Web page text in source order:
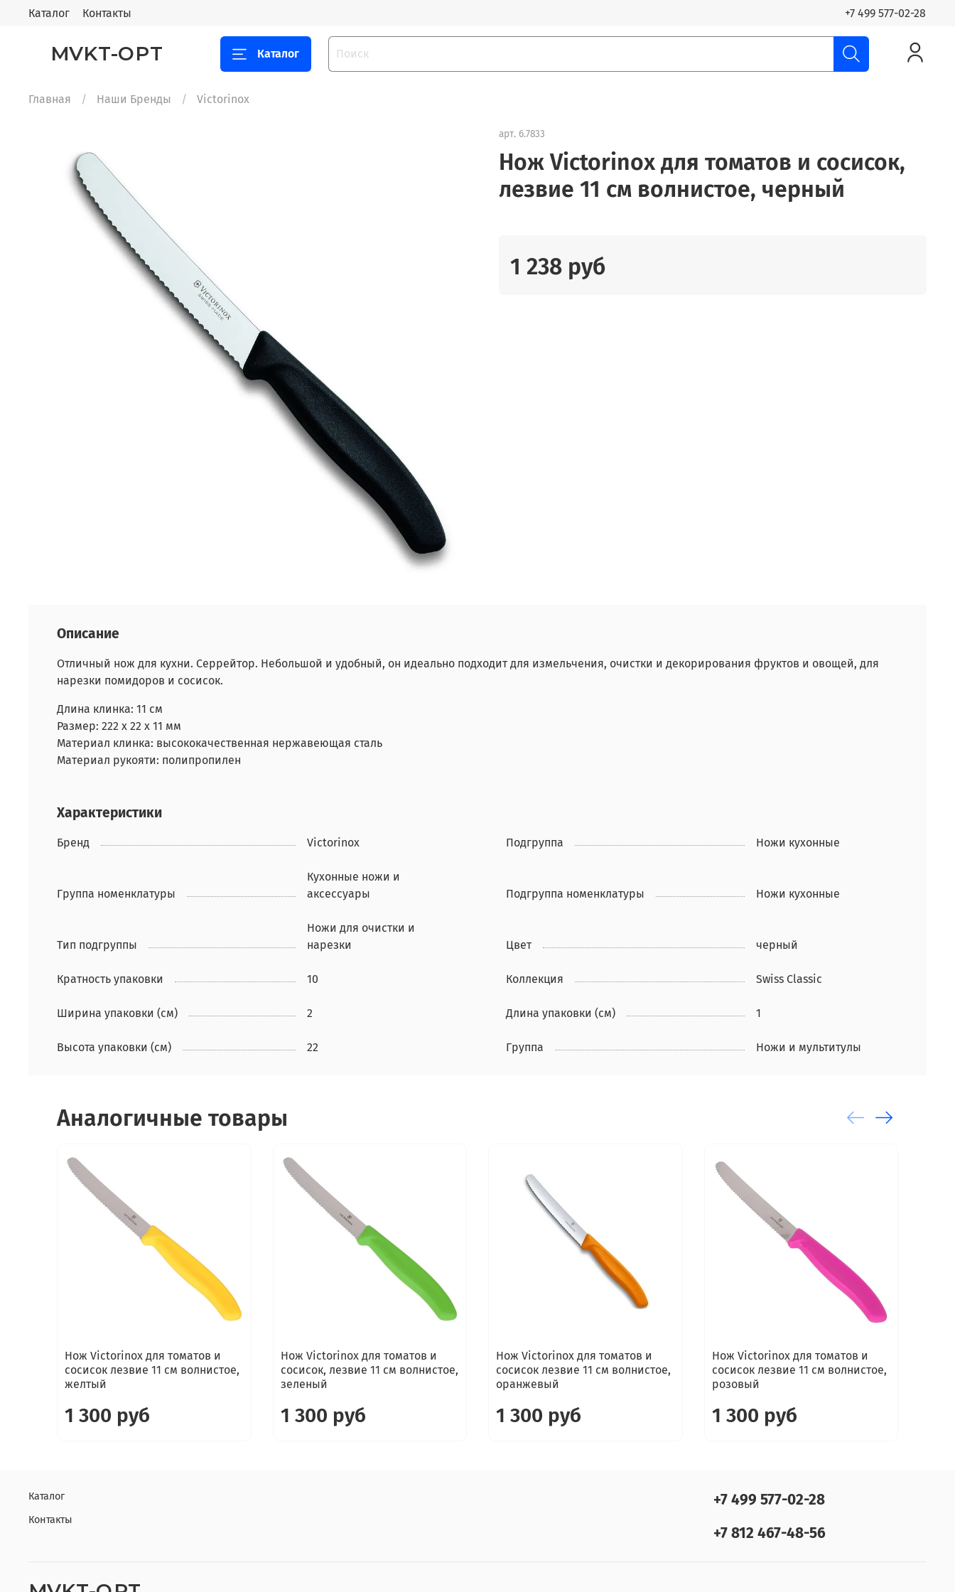
Каталог Контакты +7 499 577-02-28
MVKT-OPT Каталог
Главная Наши Бренды Victorinox
арт. 6.7833
Нож Victorinox для томатов и сосисок,
лезвие 11 см волнистое, черный
1 238 руб
Описание
Отличный нож для кухни. Серрейтор. Небольшой и удобный, он идеально подходит для измельчения, очистки и декорирования фруктов и овощей, для
нарезки помидоров и сосисок.
Длина клинка: 11 см
Размер: 222 х 22 х 11 мм
Материал клинка: высококачественная нержавеющая сталь
Материал рукояти: полипропилен
Характеристики
Бренд Victorinox Подгруппа Ножи кухонные
Группа номенклатуры
Кухонные ножи и
аксессуары
Подгруппа номенклатуры Ножи кухонные
Тип подгруппы
Ножи для очистки и
нарезки
Цвет черный
Кратность упаковки 10 Коллекция Swiss Classic
Ширина упаковки (см) 2 Длина упаковки (см) 1
Высота упаковки (см) 22 Группа Ножи и мультитулы
Аналогичные товары
Нож Victorinox для томатов и
сосисок лезвие 11 см волнистое,
желтый
1 300 руб
Нож Victorinox для томатов и
сосисок, лезвие 11 см волнистое,
зеленый
1 300 руб
Нож Victorinox для томатов и
сосисок лезвие 11 см волнистое,
оранжевый
1 300 руб
Нож Victorinox для томатов и
сосисок лезвие 11 см волнистое,
розовый
1 300 руб
Каталог
Контакты
+7 499 577-02-28
+7 812 467-48-56